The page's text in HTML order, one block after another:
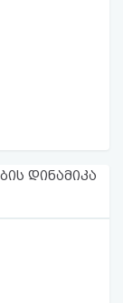
დინამიკა